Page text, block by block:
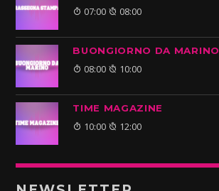
07:00 08:00
BUONGIORNO DA MARINO
08:00 10:00
TIME MAGAZINE
10:00 12:00